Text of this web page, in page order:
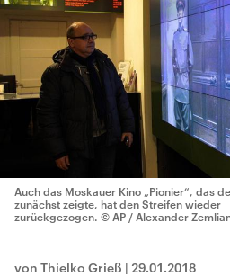
Auch das Moskauer Kino „Pionier“, das
zunächst zeigte, hat den Streifen wieder
zurückgezogen. © AP / Alexander
von Thielko Grieß | 29.01.2018